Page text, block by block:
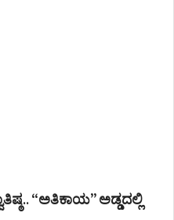
“ಅತಿಕಾಯ” ಅಡ್ಡದಲ್ಲಿ